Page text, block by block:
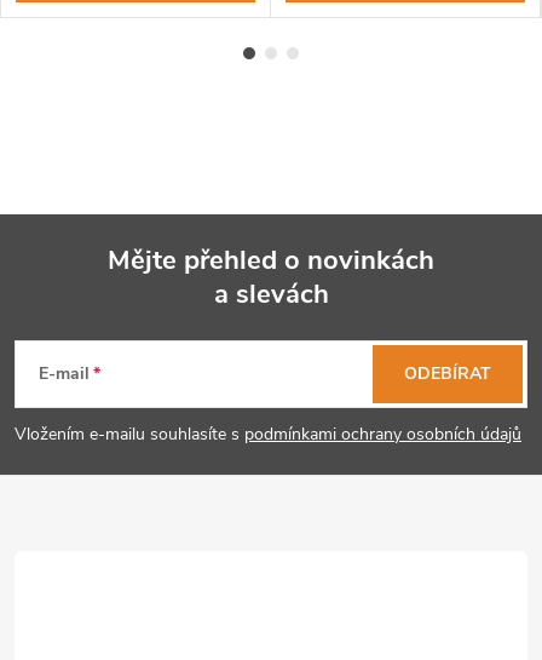
p
a
Mějte přehled o novinkách
a slevách
E-mail
Vložením e-mailu souhlasíte s podmínkami ochrany osobních údajů
ODEBÍRAT